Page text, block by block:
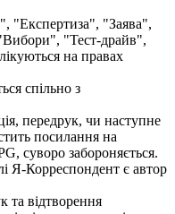
"Експертиза", "Заява",
"Тест-драйв",
на правах
спільно з
передрук, чи наступне
посилання на
суворо забороняється.
Я-Корреспондент є автор
та відтворення